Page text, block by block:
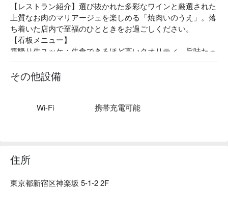
【レストラン紹介】選び抜かれた多彩なワインと厳選された
上質なお肉のマリアージュを楽しめる「焼肉いのうえ」。落
ち着いた店内で至福のひとときをお過ごしください。
【看板メニュー】
霜降り生ユッケ：生食できるほど高いクオリティ、旨味たっ
ぷりの和牛サーロインをふんだんに使用した肉本来の旨味を
味わえます。
ソムリエ厳選ワイン：美味しいお肉にはワインが必須。当店
【店内雰囲気】座り心地の良いレザー調の椅子が大人っぽさ
その他設備
Wi-Fi 携帯充電可能
住所
東京都新宿区神楽坂 5-1-2 2F